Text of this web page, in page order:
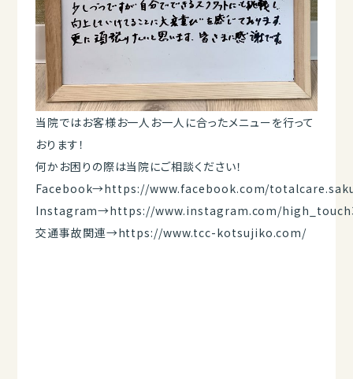
当院ではお客様お一人お一人に合ったメニューを行って
おります！
何かお困りの際は当院にご相談ください！
Facebook→https://www.facebook.com/
Instagram→https://www.instagram.com/
交通事故関連→https://www.tcc-kotsujiko.com/